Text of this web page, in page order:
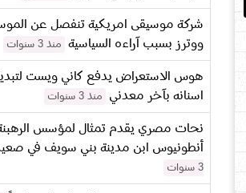
شركة موسيقى امريكية تنفصل عن
ووترز بسبب آراءه السياسية
منذ 3 سنوات
هوس الاستعراض يدفع كاني ويست
اسنانه بآخر معدني
منذ 3 سنوات
نحات مصري يقدم تمثال لمؤسس الرهبنة
أنطونيوس ابن مدينة بني سويف في
3 سنوات